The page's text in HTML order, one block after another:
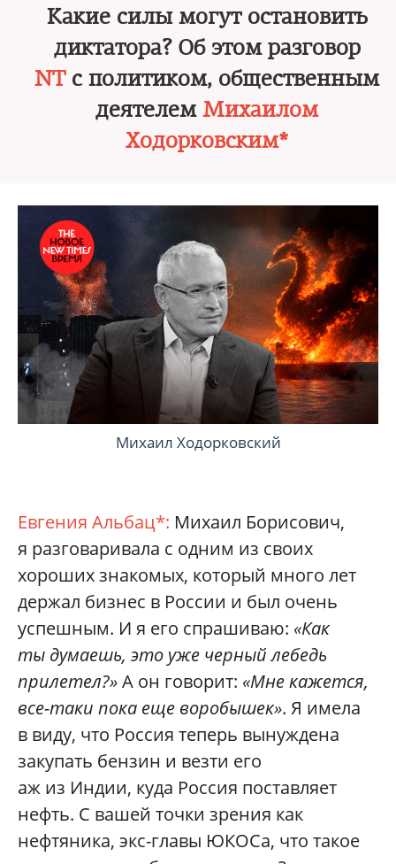
Какие силы могут остановить
диктатора? Об этом разговор
NT с политиком, общественным
деятелем Михаилом
Ходорковским*
Михаил Ходорковский
Евгения Альбац*: Михаил Борисович,
я разговаривала с одним из своих
хороших знакомых, который много лет
держал бизнес в России и был очень
успешным. И я его спрашиваю: «Как
ты думаешь, это уже черный лебедь
прилетел?»А он говорит: «Мне кажется,
все-таки пока еще воробышек». Я имела
в виду, что Россия теперь вынуждена
закупать бензин и везти его
аж из Индии, куда Россия поставляет
нефть. С вашей точки зрения как
нефтяника, экс-главы ЮКОСа, что такое